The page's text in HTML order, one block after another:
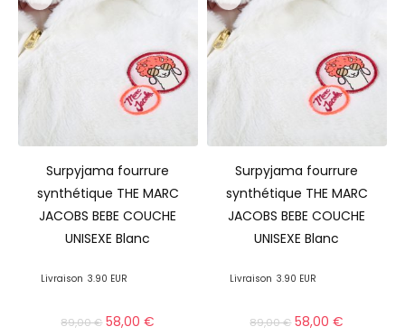
Surpyjama fourrure
synthétique THE MARC
JACOBS BEBE COUCHE
UNISEXE Blanc
Livraison 3.90 EUR
89,00€ 58,00€
Surpyjama fourrure
synthétique THE MARC
JACOBS BEBE COUCHE
UNISEXE Blanc
Livraison 3.90 EUR
89,00€ 58,00€